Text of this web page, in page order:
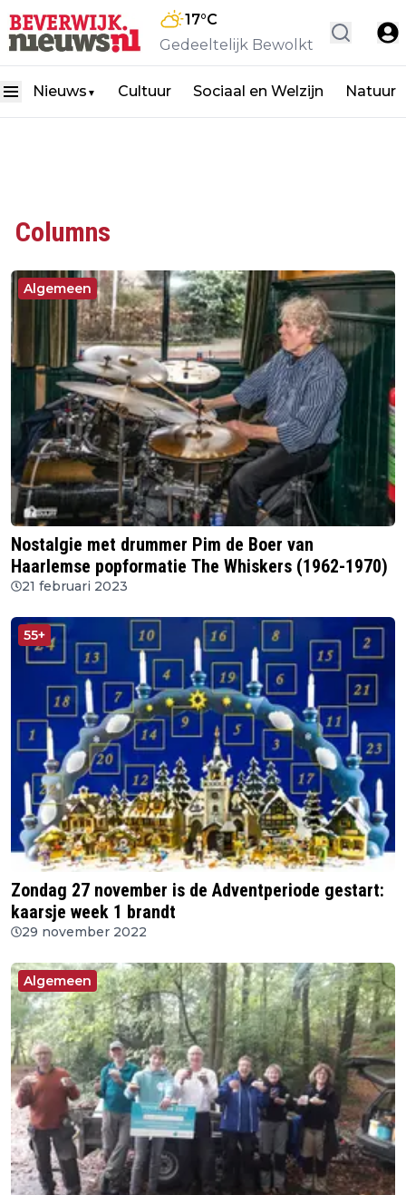
17°C
Gedeeltelijk Bewolkt
Nieuws ▼ Cultuur Sociaal en Welzijn Natuur
Columns
Algemeen
Nostalgie met drummer Pim de Boer van
Haarlemse popformatie The Whiskers (1962-1970)
21 februari 2023
55+
Zondag 27 november is de Adventperiode gestart:
kaarsje week 1 brandt
29 november 2022
Algemeen